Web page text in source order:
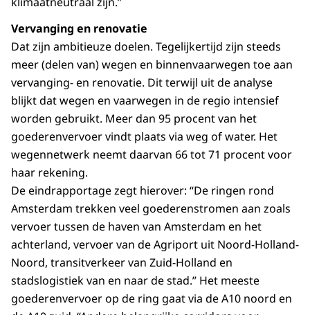
Vervanging en renovatie
Dat zijn ambitieuze doelen. Tegelijkertijd zijn steeds
meer (delen van) wegen en binnenvaarwegen toe aan
vervanging- en renovatie. Dit terwijl uit de analyse
blijkt dat wegen en vaarwegen in de regio intensief
worden gebruikt. Meer dan 95 procent van het
goederenvervoer vindt plaats via weg of water. Het
wegennetwerk neemt daarvan 66 tot 71 procent voor
haar rekening.
De eindrapportage zegt hierover: “De ringen rond
Amsterdam trekken veel goederenstromen aan zoals
vervoer tussen de haven van Amsterdam en het
achterland, vervoer van de Agriport uit Noord-Holland-
Noord, transitverkeer van Zuid-Holland en
stadslogistiek van en naar de stad.” Het meeste
goederenvervoer op de ring gaat via de A10 noord en